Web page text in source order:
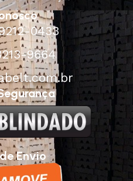
0433
9664
Envio